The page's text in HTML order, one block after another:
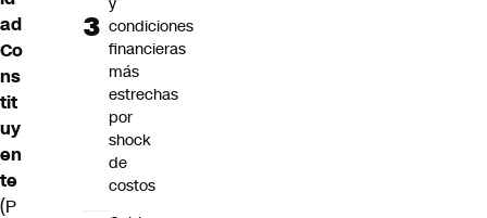
ad
Co
ns
tit
uy
en
te
(P
condiciones
financieras
más
estrechas
por
shock
de
costos